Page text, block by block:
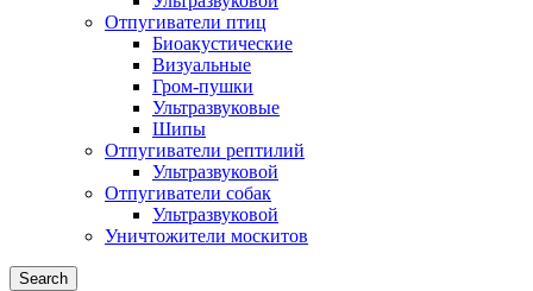
Отпугиватели птиц
Биоакустические
Визуальные
Гром-пушки
Ультразвуковые
Шипы
Отпугиватели рептилий
Ультразвуковой
Отпугиватели собак
Ультразвуковой
Уничтожители москитов
Search